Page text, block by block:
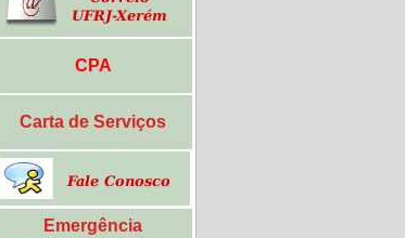
CPA
Carta de Serviços
Emergência